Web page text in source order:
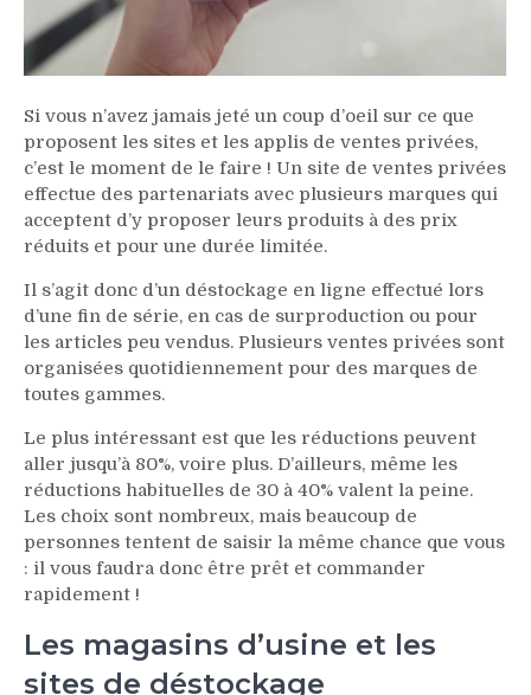
Si vous n’avez jamais jeté un coup d’oeil sur ce que
proposent les sites et les applis de ventes privées,
c’est le moment de le faire ! Un site de ventes privées
effectue des partenariats avec plusieurs marques qui
acceptent d’y proposer leurs produits à des prix
réduits et pour une durée limitée.
Il s’agit donc d’un déstockage en ligne effectué lors
d’une fin de série, en cas de surproduction ou pour
les articles peu vendus. Plusieurs ventes privées sont
organisées quotidiennement pour des marques de
toutes gammes.
Le plus intéressant est que les réductions peuvent
aller jusqu’à 80%, voire plus. D’ailleurs, même les
réductions habituelles de 30 à 40% valent la peine.
Les choix sont nombreux, mais beaucoup de
personnes tentent de saisir la même chance que vous
: il vous faudra donc être prêt et commander
rapidement !
Les magasins d’usine et les
sites de déstockage